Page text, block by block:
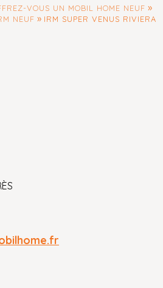
VOUS UN MOBIL HOME NEUF »
NEUF » IRM SUPER VENUS RIVIERA